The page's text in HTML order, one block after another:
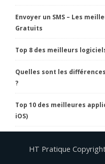
Envoyer un SMS – Les
Gratuits
Top 8 des meilleurs
Quelles sont les
?
Top 10 des meilleures
iOS)
HT Pratique